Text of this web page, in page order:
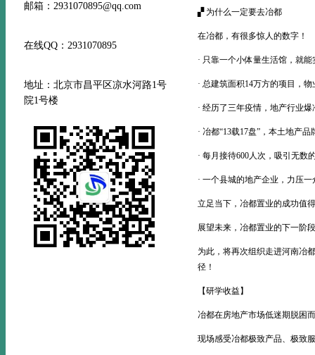
邮箱：2931070895@qq.com
在线QQ：2931070895
地址：北京市昌平区凉水河路1号
院1号楼
▞ 为什么一定要去冶都
在冶都，有很多惊人的数字！
· 只靠一个小体量生活馆，就
· 总建筑面积14万方的项目，
· 经历了三年疫情，地产行业
· 冶都“13载17盘”，本土地产
· 每月接待600人次，吸引无数
· 一个县城的地产企业，力压
立足当下，冶都置业的成功值
展望未来，冶都置业的下一阶
为此，将再次组织走进河南冶
径！
【研学收益】
冶都在房地产市场低迷期脱困
现场感受冶都极致产品、极致